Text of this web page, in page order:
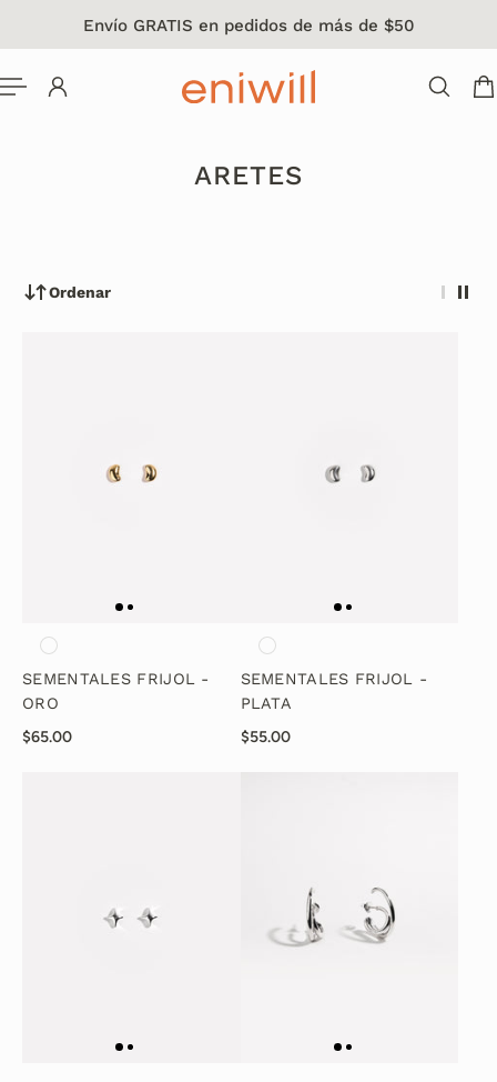
CONTENIDOEnvío GRATIS en pedidos de más de $50
ARETES
Ordenar
SEMENTALES FRIJOL -
ORO
$65.00
SEMENTALES FRIJOL -
PLATA
$55.00